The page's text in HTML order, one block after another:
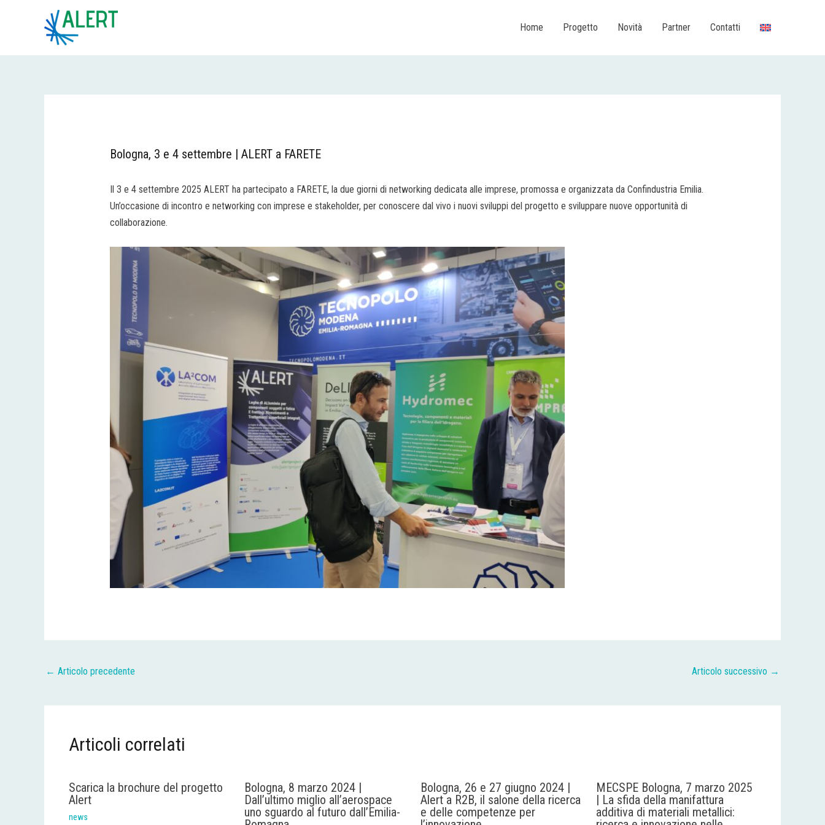
Home Progetto Novità Partner Contatti
Bologna, 3 e 4 settembre | ALERT a FARETE
Il 3 e 4 settembre 2025 ALERT ha partecipato a FARETE, la due giorni di networking dedicata alle imprese, promossa e organizzata da Confindustria Emilia.
Un’occasione di incontro e networking con imprese e stakeholder, per conoscere dal vivo i nuovi sviluppi del progetto e sviluppare nuove opportunità di
collaborazione.
Navigazione
articoli
← Articolo precedente Articolo successivo →
Articoli correlati
Scarica la brochure del progetto
Alert
news
Bologna, 8 marzo 2024 |
Dall’ultimo miglio all’aerospace
uno sguardo al futuro dall’Emilia-
Bologna, 26 e 27 giugno 2024 |
Alert a R2B, il salone della ricerca
e delle competenze per
MECSPE Bologna, 7 marzo 2025
| La sfida della manifattura
additiva di materiali metallici: